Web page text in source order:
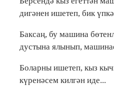
дигәнен ишетеп, бик
Баксаң, бу машина
дустына ялынып,
Боларны ишетеп, кыз
күренәсем килгән иде...